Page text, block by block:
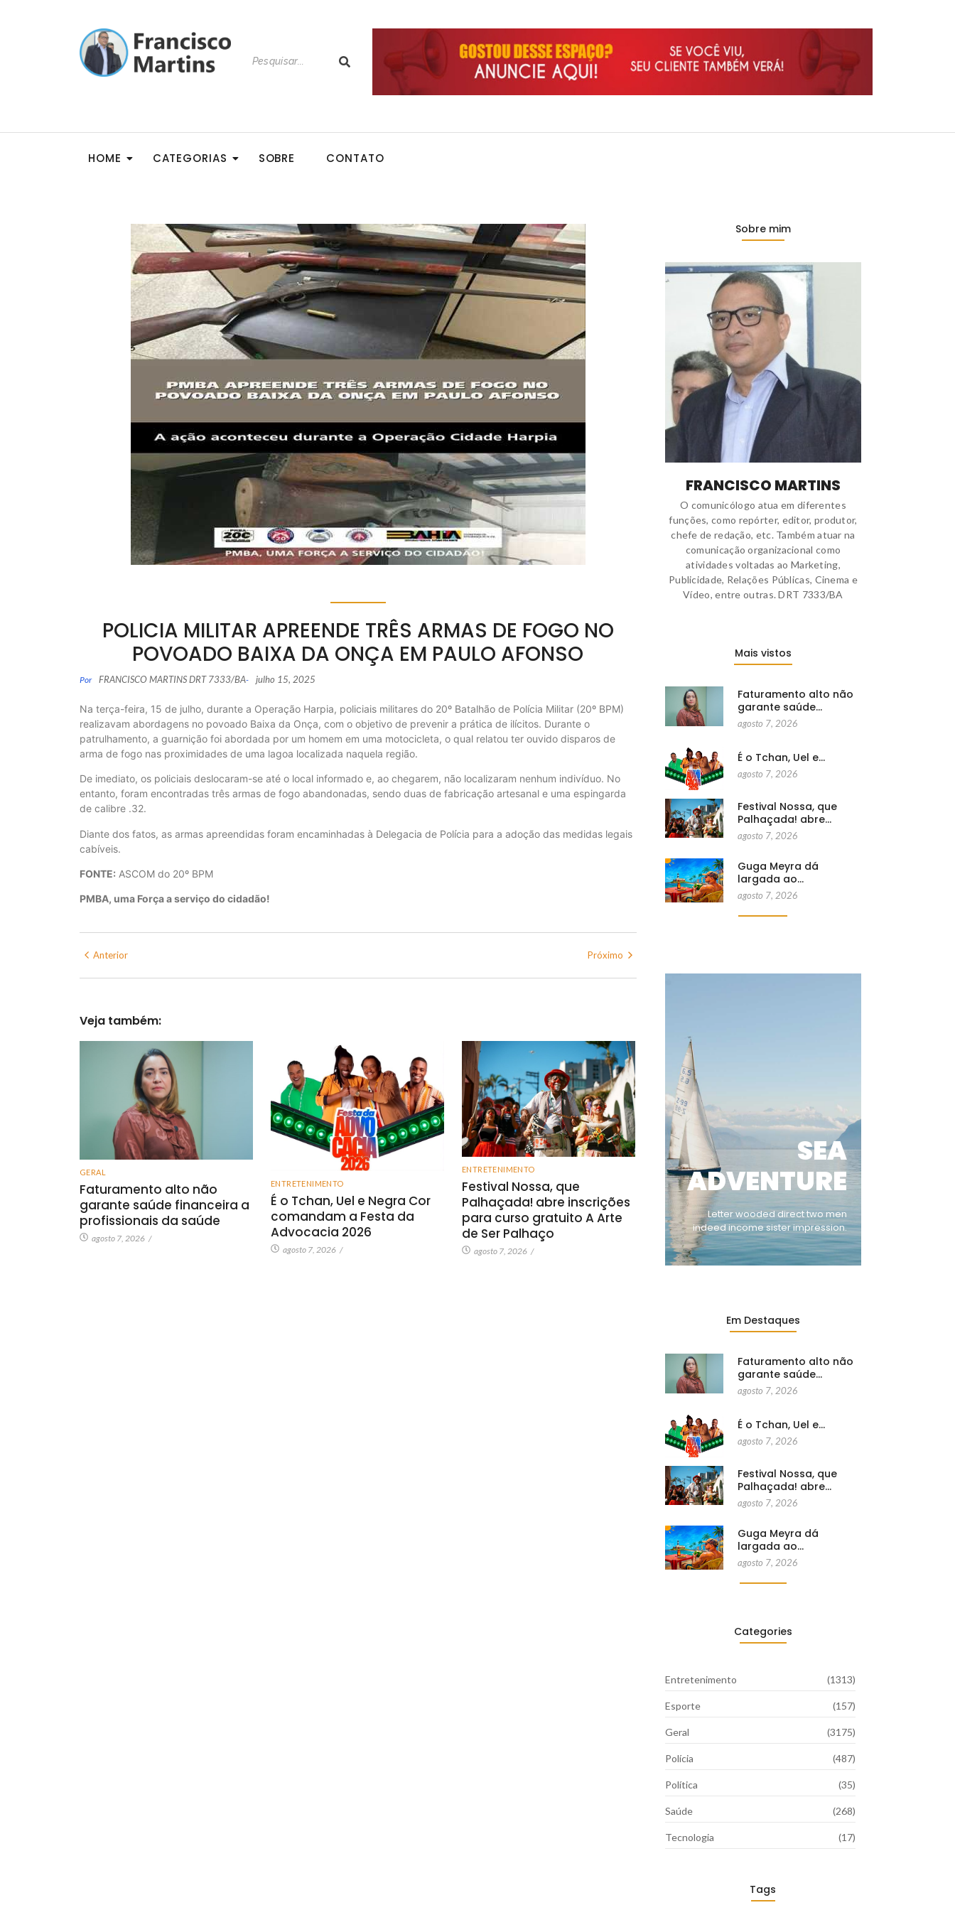
HOME CATEGORIAS SOBRE CONTATO
POLICIA MILITAR APREENDE TRÊS ARMAS DE FOGO NO
POVOADO BAIXA DA ONÇA EM PAULO AFONSO
Por FRANCISCO MARTINS DRT 7333/BA- julho 15, 2025
Na terça-feira, 15 de julho, durante a Operação Harpia, policiais militares do 20º Batalhão de Polícia Militar (20º BPM)
realizavam abordagens no povoado Baixa da Onça, com o objetivo de prevenir a prática de ilícitos. Durante o
patrulhamento, a guarnição foi abordada por um homem em uma motocicleta, o qual relatou ter ouvido disparos de
arma de fogo nas proximidades de uma lagoa localizada naquela região.
De imediato, os policiais deslocaram-se até o local informado e, ao chegarem, não localizaram nenhum indivíduo. No
entanto, foram encontradas três armas de fogo abandonadas, sendo duas de fabricação artesanal e uma espingarda
de calibre .32.
Diante dos fatos, as armas apreendidas foram encaminhadas à Delegacia de Polícia para a adoção das medidas legais
cabíveis.
FONTE: ASCOM do 20º BPM
PMBA, uma Força a serviço do cidadão!
Anterior Próximo
Veja também:
GERAL
Faturamento alto não
garante saúde financeira a
profissionais da saúde
agosto 7, 2026 /
ENTRETENIMENTO
É o Tchan, Uel e Negra Cor
comandam a Festa da
Advocacia 2026
agosto 7, 2026 /
ENTRETENIMENTO
Festival Nossa, que
Palhaçada! abre inscrições
para curso gratuito A Arte
de Ser Palhaço
agosto 7, 2026 /
Sobre mim
FRANCISCO MARTINS
O comunicólogo atua em diferentes
funções, como repórter, editor, produtor,
chefe de redação, etc. Também atuar na
comunicação organizacional como
atividades voltadas ao Marketing,
Publicidade, Relações Públicas, Cinema e
Vídeo, entre outras. DRT 7333/BA
Mais vistos
Faturamento alto não
garante saúde…
agosto 7, 2026
É o Tchan, Uel e…
agosto 7, 2026
Festival Nossa, que
Palhaçada! abre…
agosto 7, 2026
Guga Meyra dá
largada ao…
agosto 7, 2026
SEA
ADVENTURE
Letter wooded direct two men
indeed income sister impression.
Em Destaques
Faturamento alto não
garante saúde…
agosto 7, 2026
É o Tchan, Uel e…
agosto 7, 2026
Festival Nossa, que
Palhaçada! abre…
agosto 7, 2026
Guga Meyra dá
largada ao…
agosto 7, 2026
Categories
Entretenimento (1313)
Esporte (157)
Geral (3175)
Polícia (487)
Política (35)
Saúde (268)
Tecnologia (17)
Tags